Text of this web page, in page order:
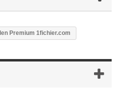
Premium 1fichier.com